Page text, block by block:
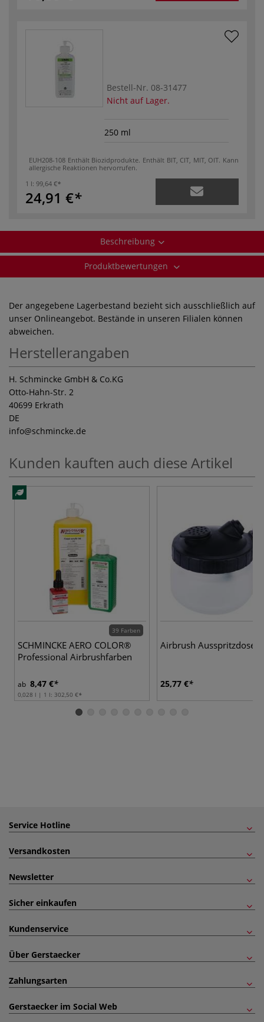
Bestell-Nr. 08-31477
Nicht auf Lager.
250 ml
EUH208-108 Enthält Biozidprodukte. Enthält BIT, CIT, MIT, OIT. Kann
allergische Reaktionen hervorrufen.
1 l: 99,64 €
24,91 €
Beschreibung
Produktbewertungen
Der angegebene Lagerbestand bezieht sich ausschließlich auf
unser Onlineangebot. Bestände in unseren Filialen können
abweichen.
Herstellerangaben
H. Schmincke GmbH & Co.KG
Otto-Hahn-Str. 2
40699 Erkrath
DE
info@schmincke.de
Kunden kauften auch diese Artikel
39 Farben
SCHMINCKE AERO COLOR®
Professional Airbrushfarben
ab 8,47 €
0,028 l | 1 l: 302,50 €
Airbrush Ausspritzdose
25,77 €
Service Hotline
Versandkosten
Newsletter
Sicher einkaufen
Kundenservice
Über Gerstaecker
Zahlungsarten
Gerstaecker im Social Web